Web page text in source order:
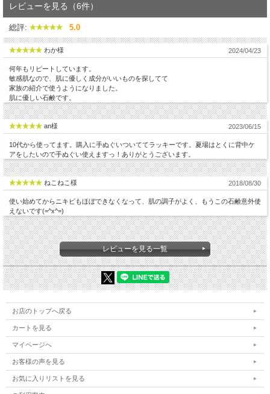
レビューを見る（6件）
総評: 5.0
わか様 2024/04/23
何年もリピートしています。
敏感肌なので、肌に優しく成分がいいものを探してて
家族の紹介で使うようになりました。
肌に優しい石鹸です。
an様 2023/06/15
10代から使ってます。購入に手ぬぐいついててラッキーです。夏場はとくに背中ケ
アをしたいので手ぬぐい使えますっ！ありがとうございます。
ねこねこ様 2018/08/30
使い始めてからニキビもほぼできなくなって、肌の調子がよく、もうこの石鹸意外使
えないです(=^x^=)
レビューを見る一覧
お店のトップへ戻る
カートを見る
マイページへ
お客様の声を見る
お気に入りリストを見る